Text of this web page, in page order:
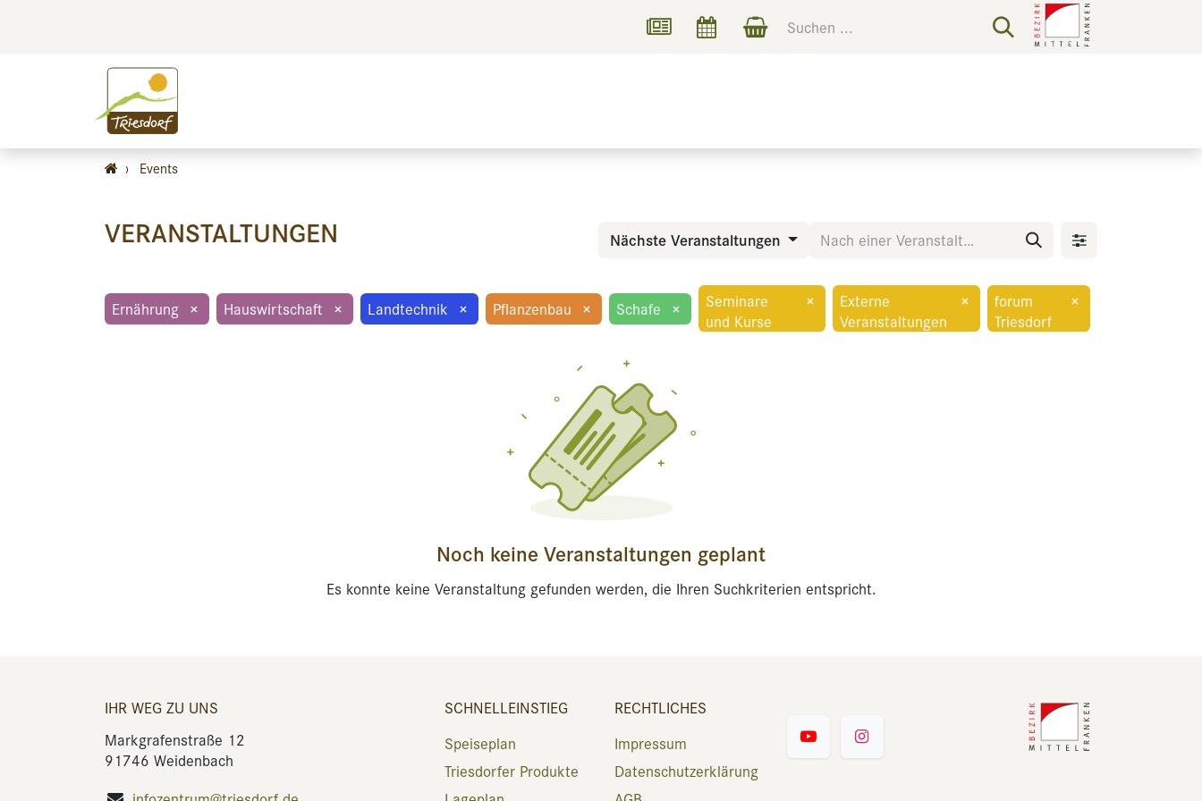
› Events
VERANSTALTUNGEN Nächste Veranstaltungen
Ernährung × Hauswirtschaft × Landtechnik × Pflanzenbau × Schafe ×
Seminare
und Kurse
×
Externe
Veranstaltungen
×
forum
Triesdorf
×
Noch keine Veranstaltungen geplant
Es konnte keine Veranstaltung gefunden werden, die Ihren Suchkriterien entspricht.
IHR WEG ZU UNS
Markgrafenstraße 12
91746 Weidenbach
SCHNELLEINSTIEG
Speiseplan
Triesdorfer Produkte
RECHTLICHES
Impressum
Datenschutzerklärung